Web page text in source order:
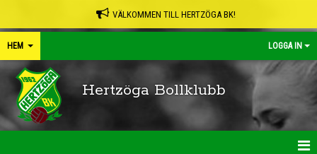
VÄLKOMMEN TILL HERTZÖGA BK!
HEM LOGGA IN
Hertzöga Bollklubb